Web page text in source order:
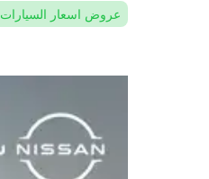
عروض اسعار السيارات